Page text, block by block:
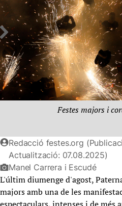
Festes majors i
Redacció festes.org
Actualització: 07.08.2025)
Manel Carrera i Escudé
L'últim diumenge d'agost,
majors amb una de les